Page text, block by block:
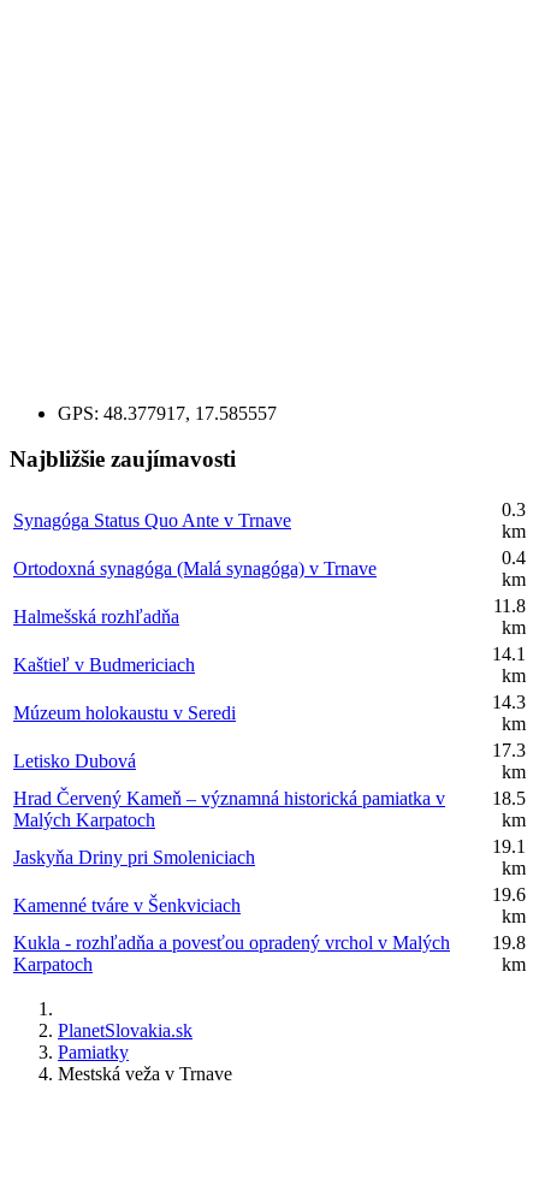
GPS: 48.377917, 17.585557
Najbližšie zaujímavosti
Synagóga Status Quo Ante v Trnave
0.3
km
Ortodoxná synagóga (Malá synagóga) v Trnave
0.4
km
Halmešská rozhľadňa
11.8
km
Kaštieľ v Budmericiach
14.1
km
Múzeum holokaustu v Seredi
14.3
km
Letisko Dubová
17.3
km
Hrad Červený Kameň – významná historická pamiatka v
Malých Karpatoch
18.5
km
Jaskyňa Driny pri Smoleniciach
19.1
km
Kamenné tváre v Šenkviciach
19.6
km
Kukla - rozhľadňa a povesťou opradený vrchol v Malých
Karpatoch
19.8
km
PlanetSlovakia.sk
Pamiatky
Mestská veža v Trnave